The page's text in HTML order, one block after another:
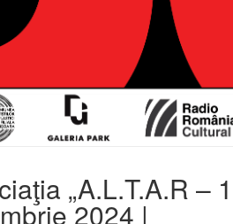
„A.L.T.A.R –
2024 |